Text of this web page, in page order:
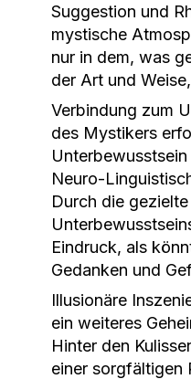
Suggestion und
mystische
nur in dem, was
der Art und
Verbindung zum
des Mystikers
Neuro-
Durch die
Eindruck, als
Gedanken und
Illusionäre
ein weiteres
Hinter den
einer sorgfältigen